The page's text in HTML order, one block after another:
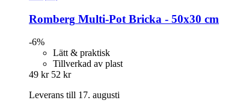
Romberg Multi-​Pot Bricka -​ 50x30 cm
-6%
Lätt & praktisk
Tillverkad av plast
49 kr 52 kr
Leverans till 17. augusti